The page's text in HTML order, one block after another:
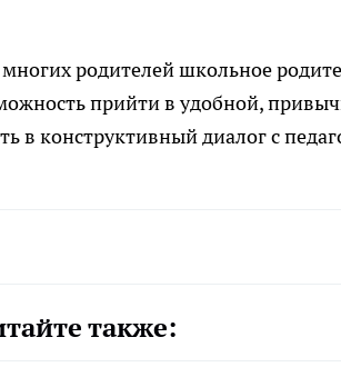
родителей школьное
прийти в удобной,
в конструктивный диалог с
также: